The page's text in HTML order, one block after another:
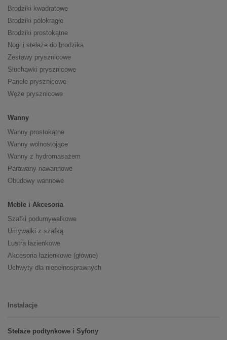
Brodziki kwadratowe
Brodziki półokrągłe
Brodziki prostokątne
Nogi i stelaże do brodzika
Zestawy prysznicowe
Słuchawki prysznicowe
Panele prysznicowe
Węże prysznicowe
Wanny
Wanny prostokątne
Wanny wolnostojące
Wanny z hydromasażem
Parawany nawannowe
Obudowy wannowe
Meble i Akcesoria
Szafki podumywalkowe
Umywalki z szafką
Lustra łazienkowe
Akcesoria łazienkowe (główne)
Uchwyty dla niepełnosprawnych
Instalacje
Stelaże podtynkowe i Syfony